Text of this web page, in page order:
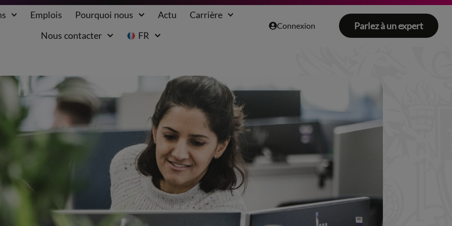
Emplois Pourquoi nous Actu
Carrière
Nous contacter
FR
Connexion Parlez à un expert